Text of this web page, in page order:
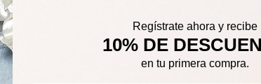
Cuidados de la prenda
Regístrate ahora y recibe
10% DE
en tu primera compra.